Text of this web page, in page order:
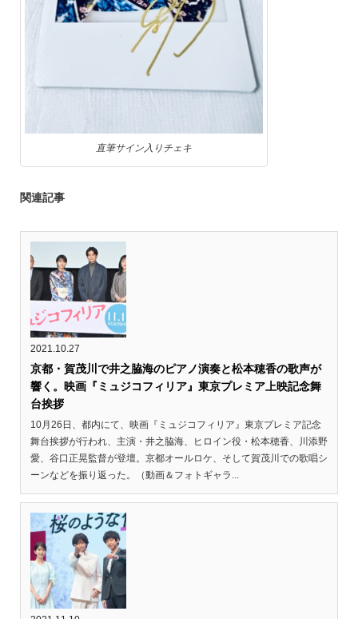
直筆サイン入りチェキ
関連記事
2021.10.27
京都・賀茂川で井之脇海のピアノ演奏と松本穂香の歌声が
響く。映画『ミュジコフィリア』東京プレミア上映記念舞
台挨拶
10月26日、都内にて、映画『ミュジコフィリア』東京プレミア記念
舞台挨拶が行われ、主演・井之脇海、ヒロイン役・松本穂香、川添野
愛、谷口正晃監督が登壇。京都オールロケ、そして賀茂川での歌唱シ
ーンなどを振り返った。（動画＆フォトギャラ...